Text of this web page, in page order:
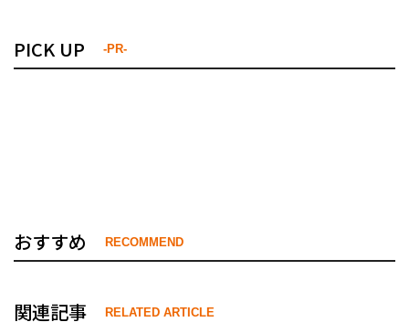
PICK UP -PR-
おすすめ RECOMMEND
関連記事 RELATED ARTICLE